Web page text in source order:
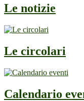
Le notizie
Le circolari
Calendario